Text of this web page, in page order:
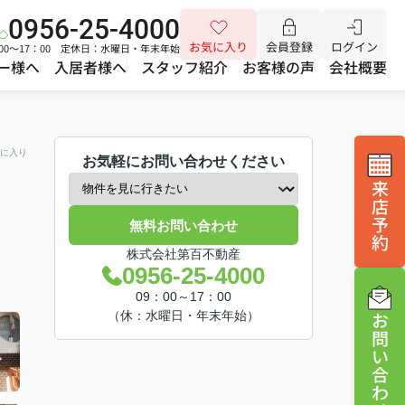
0956-25-4000
～17：00 定休日：水曜日・年末年始 お気に入り 会員登録 ログイン
様へ 入居者様へ スタッフ紹介 お客様の声 会社概要
入り
お気軽にお問い合わせください
無料お問い合わせ
株式会社第百不動産
0956-25-4000
09：00～17：00
（休：水曜日・年末年始）
来
店
予
約
お
問
い
合
わ